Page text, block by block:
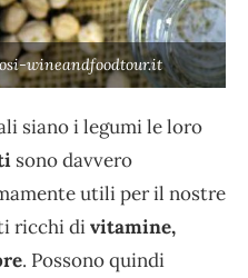
wineandfoodtour.it
siano i legumi le loro
sono davvero
utili per il nostre
ricchi divitamine,
. Possono quindi